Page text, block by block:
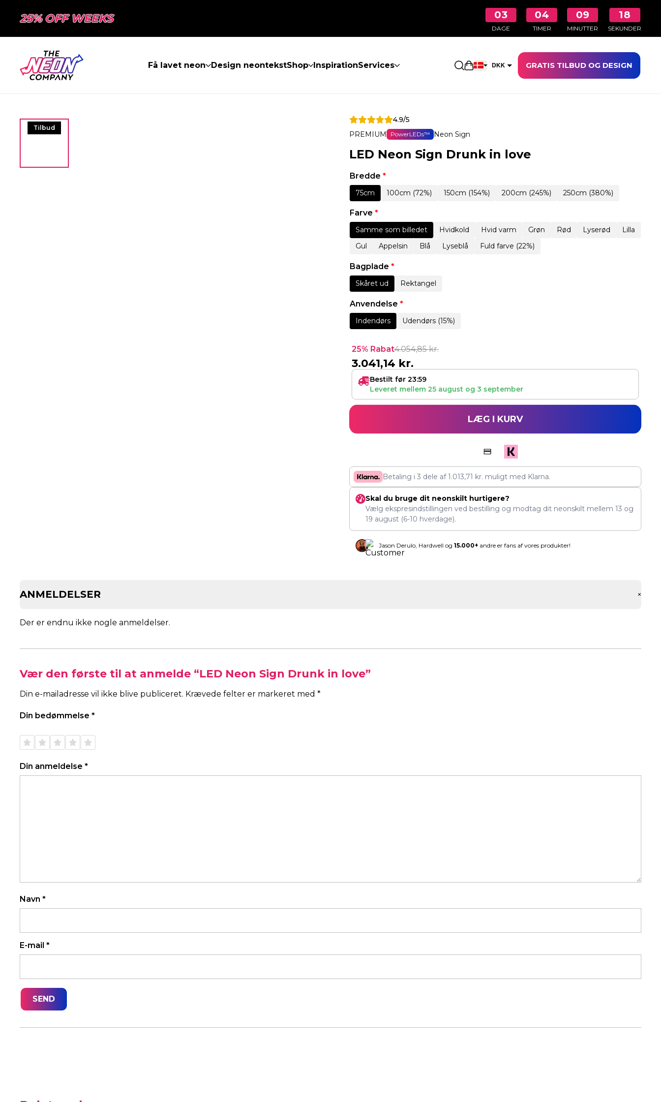
25% OFF WEEKS 03
DAGE
04
TIMER
09
MINUTTER
17
SEKUNDER
Få lavet neon Design neontekstShop InspirationServices Åbn indkøbskurven
DKK GRATIS TILBUD OG DESIGN
Tilbud
4.9/5
PREMIUM
PowerLEDs™ Neon Sign
LED Neon Sign Drunk in love
Bredde *
75cm 100cm (72%) 150cm (154%) 200cm (245%) 250cm (380%)
Farve *
Samme som billedet Hvidkold Hvid varm Grøn Rød Lyserød
Lilla
Gul
Appelsin Blå Lyseblå Fuld farve (22%)
Bagplade *
Skåret ud Rektangel
Anvendelse *
Indendørs Udendørs (15%)
25% Rabat4.054,85kr.
3.041,14 kr.
Bestilt før 23:59
Leveret mellem 25 august og 3 september
LÆG I KURV
Betaling i 3 dele af1.013,71 kr. muligt med Klarna.
Skal du bruge dit neonskilt hurtigere?
Vælg ekspresindstillingen ved bestilling og modtag dit neonskilt mellem 13 og
19 august(6-10 hverdage).
Jason Derulo, Hardwell og 15.000+andre er fans af vores produkter!
ANMELDELSER +
Der er endnu ikke nogle anmeldelser.
Vær den første til at anmelde “LED Neon Sign Drunk in love”
Din e-mailadresse vil ikke blive publiceret. Krævede felter er markeret med *
Din bedømmelse *
5
5
5
5
5
Din anmeldelse *
Navn *
E-mail *